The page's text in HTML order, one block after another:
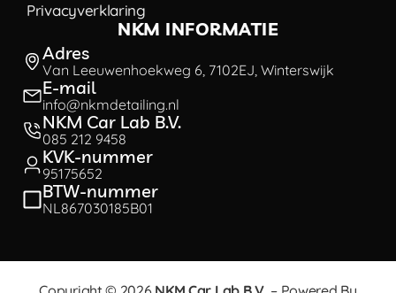
Privacyverklaring
NKM INFORMATIE
Adres
Van Leeuwenhoekweg 6, 7102EJ, Winterswijk
E-mail
info@nkmdetailing.nl
NKM Car Lab B.V.
085 212 9458
KVK-nummer
95175652
BTW-nummer
NL867030185B01